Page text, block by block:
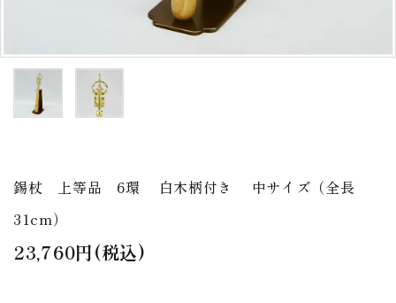
お問い合わせ
錫杖 上等品 6環 白木柄付き 中サイズ（全長
31cm）
23,760円(税込)